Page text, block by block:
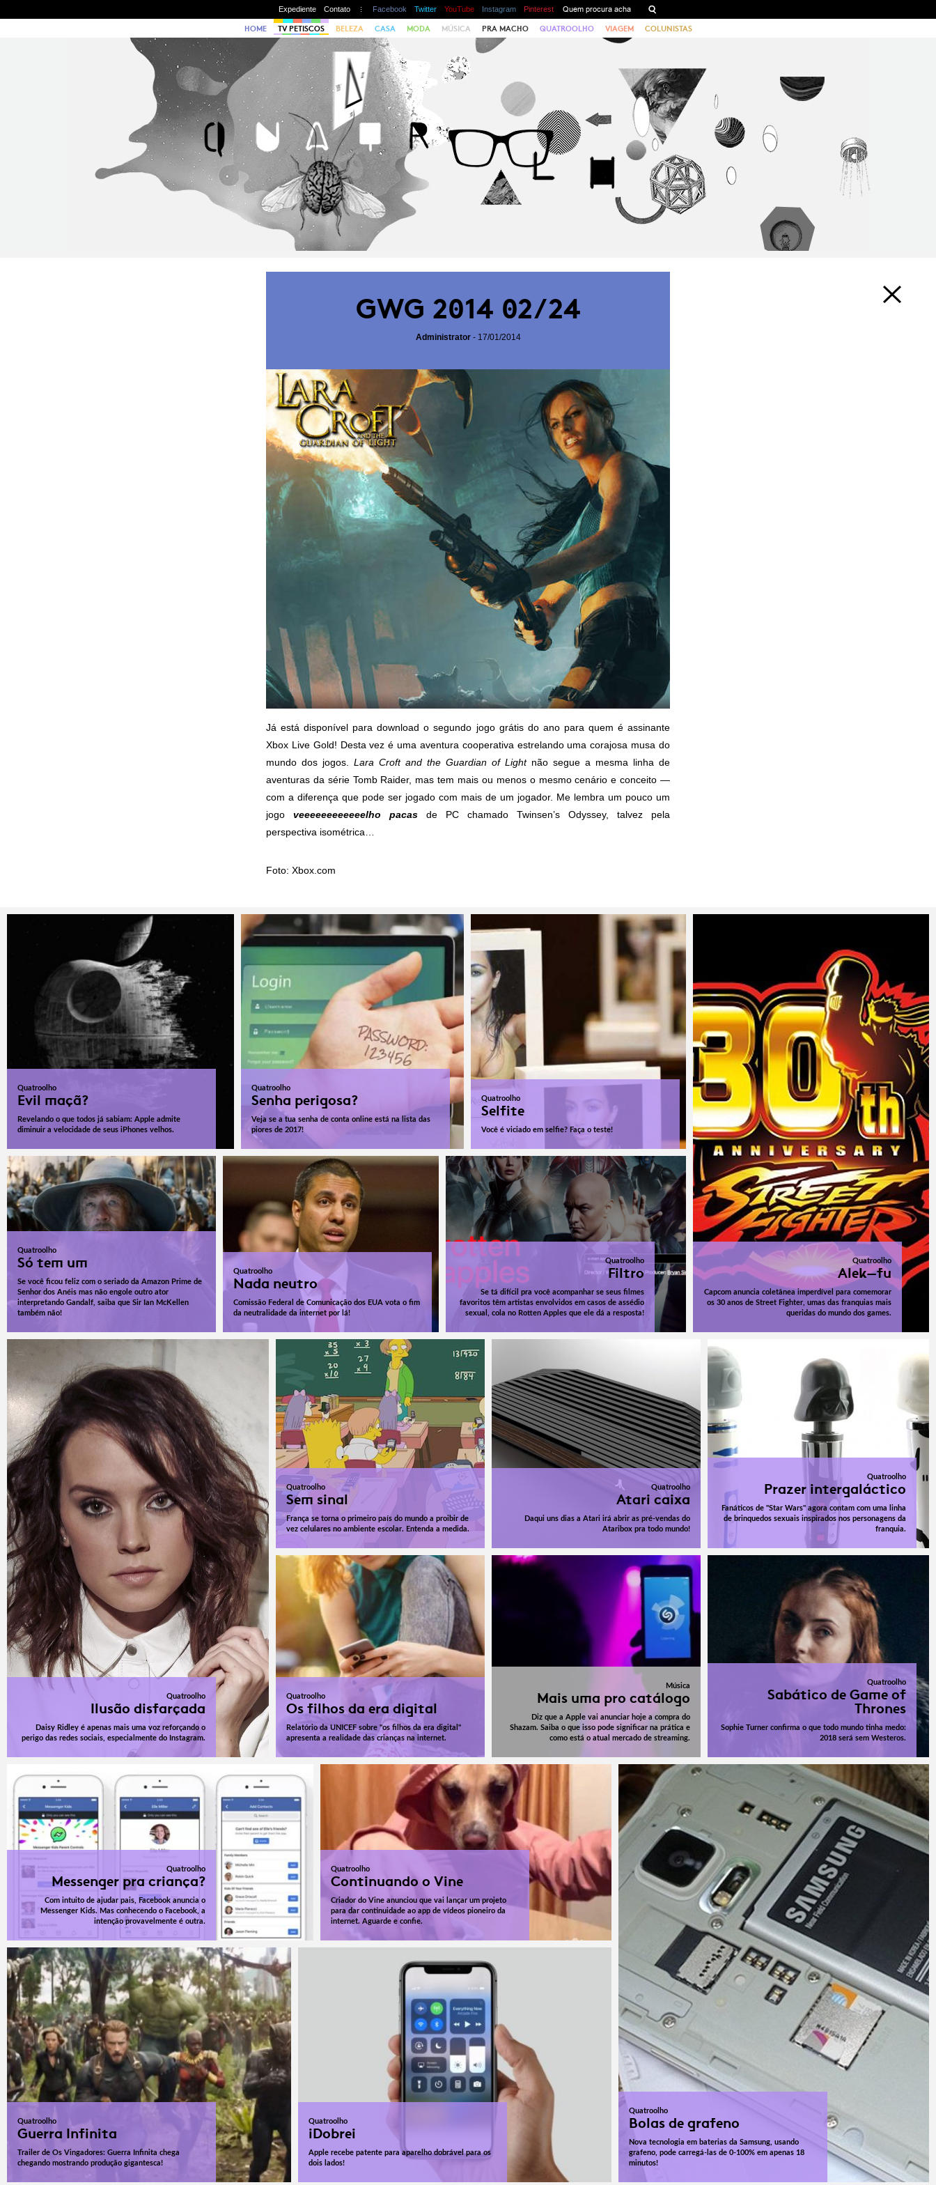
Expediente Contato Facebook Twitter YouTube Instagram Pinterest
HOME TV PETISCOS BELEZA CASA MODA MÚSICA PRA MACHO QUATROOLHO VIAGEM COLUNISTAS
GWG 2014 02/24
Administrator- 17/01/2014
Já está disponível para download o segundo jogo grátis do ano para quem é assinante
Xbox Live Gold! Desta vez é uma aventura cooperativa estrelando uma corajosa musa do
mundo dos jogos. Lara Croft and the Guardian of Lightnão segue a mesma linha de
aventuras da série Tomb Raider, mas tem mais ou menos o mesmo cenário e conceito —
com a diferença que pode ser jogado com mais de um jogador. Me lembra um pouco um
jogo veeeeeeeeeeeelho pacas de PC chamado Twinsen’s Odyssey, talvez pela
perspectiva isométrica…
Foto: Xbox.com
Quatroolho
Evil maçã?
Revelando o que todos já sabiam: Apple admite
diminuir a velocidade de seus iPhones velhos.
Quatroolho
Senha perigosa?
Veja se a tua senha de conta online está na lista das
piores de 2017!
Quatroolho
Selfite
Você é viciado em selfie? Faça o teste!
Quatroolho
Só tem um
Se você ficou feliz com o seriado da Amazon Prime de
Senhor dos Anéis mas não engole outro ator
interpretando Gandalf, saiba que Sir Ian McKellen
também não!
Quatroolho
Nada neutro
Comissão Federal de Comunicação dos EUA vota o fim
da neutralidade da internet por lá!
Quatroolho
Filtro
Se tá difícil pra você acompanhar se seus filmes
favoritos têm artistas envolvidos em casos de assédio
sexual, cola no Rotten Apples que ele dá a resposta!
Quatroolho
Alek-fu
Capcom anuncia coletânea imperdível para comemorar
os 30 anos de Street Fighter, umas das franquias mais
queridas do mundo dos games.
Quatroolho
Sem sinal
França se torna o primeiro país do mundo a proibir de
vez celulares no ambiente escolar. Entenda a medida.
Quatroolho
Atari caixa
Daqui uns dias a Atari irá abrir as pré-vendas do
Ataribox pra todo mundo!
Quatroolho
Prazer intergaláctico
Fanáticos de "Star Wars" agora contam com uma linha
de brinquedos sexuais inspirados nos personagens da
franquia.
Quatroolho
Os filhos da era digital
Relatório da UNICEF sobre "os filhos da era digital"
apresenta a realidade das crianças na internet.
Música
Mais uma pro catálogo
Diz que a Apple vai anunciar hoje a compra do
Shazam. Saiba o que isso pode significar na prática e
como está o atual mercado de streaming.
Quatroolho
Sabático de Game of
Thrones
Sophie Turner confirma o que todo mundo tinha medo:
2018 será sem Westeros.
Quatroolho
Ilusão disfarçada
Daisy Ridley é apenas mais uma voz reforçando o
perigo das redes sociais, especialmente do Instagram.
Quatroolho
Messenger pra criança?
Com intuito de ajudar pais, Facebook anuncia o
Messenger Kids. Mas conhecendo o Facebook, a
intenção provavelmente é outra.
Quatroolho
Continuando o Vine
Criador do Vine anunciou que vai lançar um projeto
para dar continuidade ao app de vídeos pioneiro da
internet. Aguarde e confie.
Quatroolho
Guerra Infinita
Trailer de Os Vingadores: Guerra Infinita chega
chegando mostrando produção gigantesca!
Quatroolho
iDobrei
Apple recebe patente para aparelho dobrável para os
dois lados!
Quatroolho
Bolas de grafeno
Nova tecnologia em baterias da Samsung, usando
grafeno, pode carregá-las de 0-100% em apenas 18
minutos!